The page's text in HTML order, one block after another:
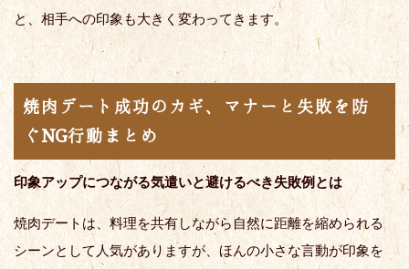
と、相手への印象も大きく変わってきます。
焼肉デート成功のカギ、マナーと失敗を防
ぐNG行動まとめ
印象アップにつながる気遣いと避けるべき失敗例とは
焼肉デートは、料理を共有しながら自然に距離を縮められる
シーンとして人気がありますが、ほんの小さな言動が印象を